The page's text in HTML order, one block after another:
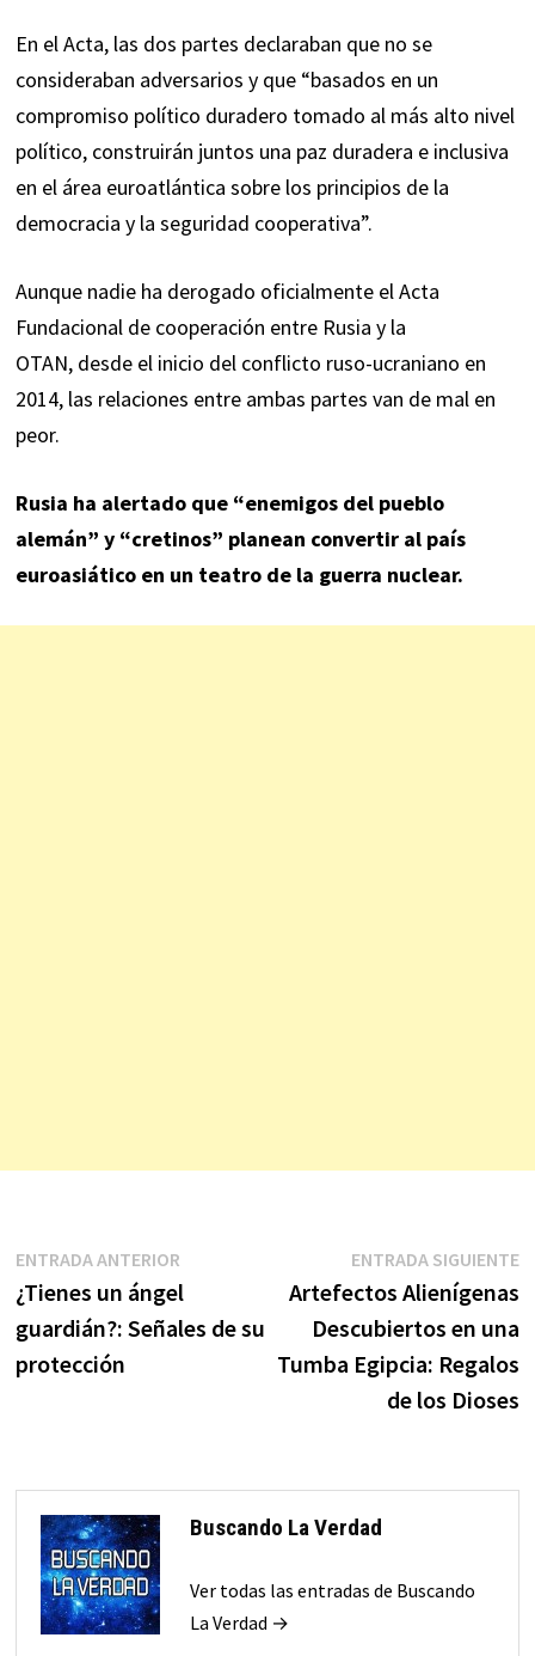
En el Acta, las dos partes declaraban que no se
consideraban adversarios y que “basados en un
compromiso político duradero tomado al más alto nivel
político, construirán juntos una paz duradera e inclusiva
en el área euroatlántica sobre los principios de la
democracia y la seguridad cooperativa”.
Aunque nadie ha derogado oficialmente el Acta
Fundacional de cooperación entre Rusia y la
OTAN, desde el inicio del conflicto ruso-ucraniano en
2014, las relaciones entre ambas partes van de mal en
peor.
Rusia ha alertado que “enemigos del pueblo
alemán” y “cretinos” planean convertir al país
euroasiático en un teatro de la guerra nuclear.
Navegación
de
entradas
ENTRADA ANTERIOREntrada
anterior:
¿Tienes un ángel
guardián?: Señales de su
protección
ENTRADA SIGUIENTE
Artefectos Alienígenas
Descubiertos en una
Tumba Egipcia: Regalos
de los Dioses
Buscando La Verdad
Ver todas las entradas de Buscando
La Verdad →